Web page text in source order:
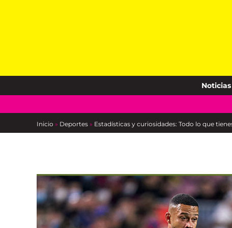
Noticias
Inicio » Deportes » Estadísticas y curiosidades: Todo lo que